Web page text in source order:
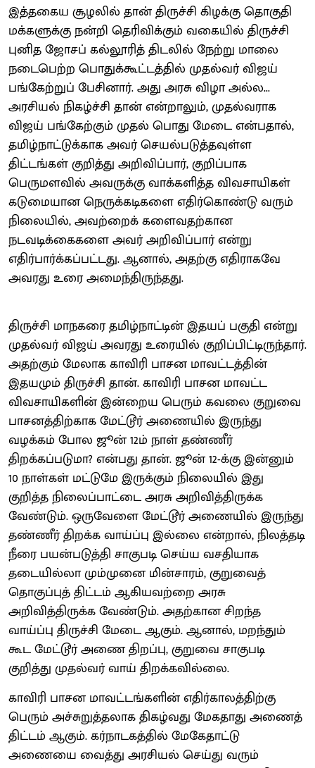
இத்தகைய சூழலில் தான் திருச்சி கிழக்கு தொகுதி
மக்களுக்கு நன்றி தெரிவிக்கும் வகையில் திருச்சி
புனித ஜோசப் கல்லூரித் திடலில் நேற்று மாலை
நடைபெற்ற பொதுக்கூட்டத்தில் முதல்வர் விஜய்
பங்கேற்றுப் பேசினார். அது அரசு விழா அல்ல...
அரசியல் நிகழ்ச்சி தான் என்றாலும், முதல்வராக
விஜய் பங்கேற்கும் முதல் பொது மேடை என்பதால்,
தமிழ்நாட்டுக்காக அவர் செயல்படுத்தவுள்ள
திட்டங்கள் குறித்து அறிவிப்பார், குறிப்பாக
பெருமளவில் அவருக்கு வாக்களித்த விவசாயிகள்
கடுமையான நெருக்கடிகளை எதிர்கொண்டு வரும்
நிலையில், அவற்றைக் களைவதற்கான
நடவடிக்கைகளை அவர் அறிவிப்பார் என்று
எதிர்பார்க்கப்பட்டது. ஆனால், அதற்கு எதிராகவே
அவரது உரை அமைந்திருந்தது.
திருச்சி மாநகரை தமிழ்நாட்டின் இதயப் பகுதி என்று
முதல்வர் விஜய் அவரது உரையில் குறிப்பிட்டிருந்தார்.
அதற்கும் மேலாக காவிரி பாசன மாவட்டத்தின்
இதயமும் திருச்சி தான். காவிரி பாசன மாவட்ட
விவசாயிகளின் இன்றைய பெரும் கவலை குறுவை
பாசனத்திற்காக மேட்டூர் அணையில் இருந்து
வழக்கம் போல ஜூன் 12ம் நாள் தண்ணீர்
திறக்கப்படுமா? என்பது தான். ஜூன் 12-க்கு இன்னும்
10 நாள்கள் மட்டுமே இருக்கும் நிலையில் இது
குறித்த நிலைப்பாட்டை அரசு அறிவித்திருக்க
வேண்டும். ஒருவேளை மேட்டூர் அணையில் இருந்து
தண்ணீர் திறக்க வாய்ப்பு இல்லை என்றால், நிலத்தடி
நீரை பயன்படுத்தி சாகுபடி செய்ய வசதியாக
தடையில்லா மும்முனை மின்சாரம், குறுவைத்
தொகுப்புத் திட்டம் ஆகியவற்றை அரசு
அறிவித்திருக்க வேண்டும். அதற்கான சிறந்த
வாய்ப்பு திருச்சி மேடை ஆகும். ஆனால், மறந்தும்
கூட மேட்டூர் அணை திறப்பு, குறுவை சாகுபடி
குறித்து முதல்வர் வாய் திறக்கவில்லை.
காவிரி பாசன மாவட்டங்களின் எதிர்காலத்திற்கு
பெரும் அச்சுறுத்தலாக திகழ்வது மேகதாது அணைத்
திட்டம் ஆகும். கர்நாடகத்தில் மேகேதாட்டு
அணையை வைத்து அரசியல் செய்து வரும்